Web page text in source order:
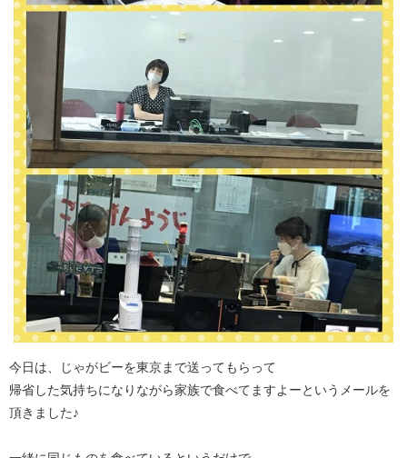
今日は、じゃがビーを東京まで送ってもらって
帰省した気持ちになりながら家族で食べてますよーというメールを
頂きました♪